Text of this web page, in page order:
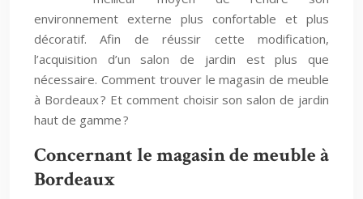
environnement externe plus confortable et plus
décoratif. Afin de réussir cette modification,
l’acquisition d’un salon de jardin est plus que
nécessaire. Comment trouver le magasin de meuble
à Bordeaux ? Et comment choisir son salon de jardin
haut de gamme ?
Concernant le magasin de meuble à
Bordeaux